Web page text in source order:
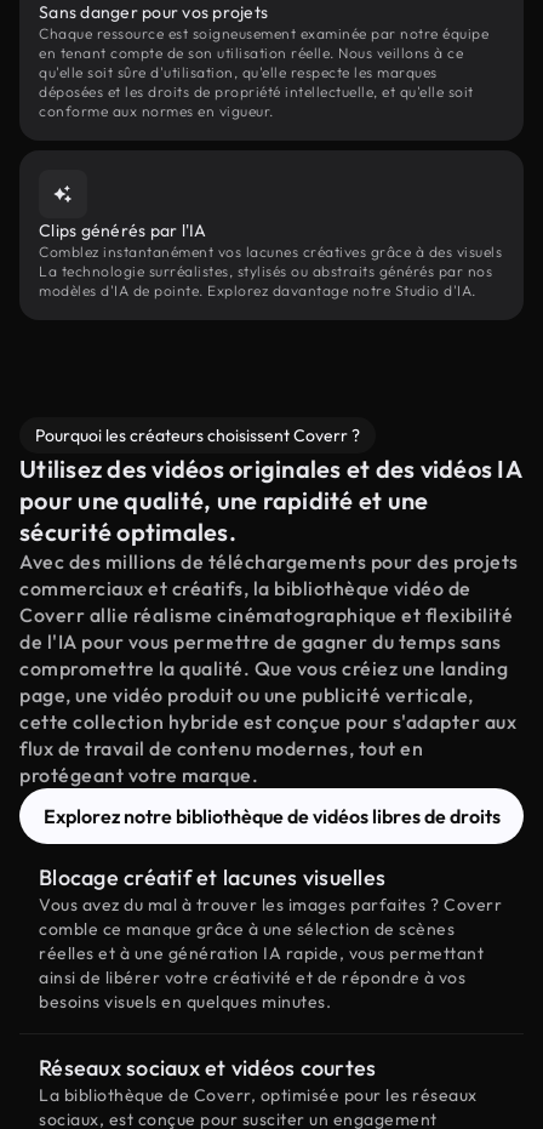
Sans danger pour vos projets
Chaque ressource est soigneusement examinée par notre équipe
en tenant compte de son utilisation réelle. Nous veillons à ce
qu'elle soit sûre d'utilisation, qu'elle respecte les marques
déposées et les droits de propriété intellectuelle, et qu'elle soit
conforme aux normes en vigueur.
Clips générés par l'IA
Comblez instantanément vos lacunes créatives grâce à des visuels
La technologie surréalistes, stylisés ou abstraits générés par nos
modèles d'IA de pointe. Explorez davantage notre Studio d'IA.
Pourquoi les créateurs choisissent Coverr ?
Utilisez des vidéos originales et des vidéos IA
pour une qualité, une rapidité et une
sécurité optimales.
Avec des millions de téléchargements pour des projets
commerciaux et créatifs, la bibliothèque vidéo de
Coverr allie réalisme cinématographique et flexibilité
de l'IA pour vous permettre de gagner du temps sans
compromettre la qualité. Que vous créiez une landing
page, une vidéo produit ou une publicité verticale,
cette collection hybride est conçue pour s'adapter aux
flux de travail de contenu modernes, tout en
protégeant votre marque.
Explorez notre bibliothèque de vidéos libres de droits
Blocage créatif et lacunes visuelles
Vous avez du mal à trouver les images parfaites ? Coverr
comble ce manque grâce à une sélection de scènes
réelles et à une génération IA rapide, vous permettant
ainsi de libérer votre créativité et de répondre à vos
besoins visuels en quelques minutes.
Réseaux sociaux et vidéos courtes
La bibliothèque de Coverr, optimisée pour les réseaux
sociaux, est conçue pour susciter un engagement